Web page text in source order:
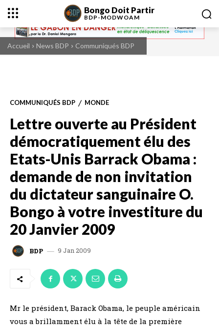
Bongo Doit Partir
BDP-MODWOAM
Accueil News BDP Communiqués BDP
COMMUNIQUÉS BDP MONDE
Lettre ouverte au Président
démocratiquement élu des
Etats-Unis Barrack Obama :
demande de non invitation
du dictateur sanguinaire O.
Bongo à votre investiture du
20 Janvier 2009
BDP 9 Jan 2009
Mr le président, Barack Obama, le peuple américain
vous a brillamment élu à la tête de la première